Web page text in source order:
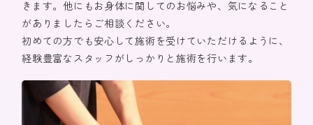
きます。他にもお身体に関してのお悩みや、気になること
がありましたらご相談ください。
初めての方でも安心して施術を受けていただけるように、
経験豊富なスタッフがしっかりと施術を行います。